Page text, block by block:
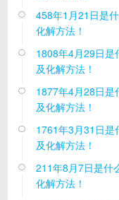

458年1月21日是
化解方法！

1808年4月29日是
及化解方法！

1877年4月28日是
及化解方法！

1761年3月31日是
及化解方法！

211年8月7日是什
化解方法！